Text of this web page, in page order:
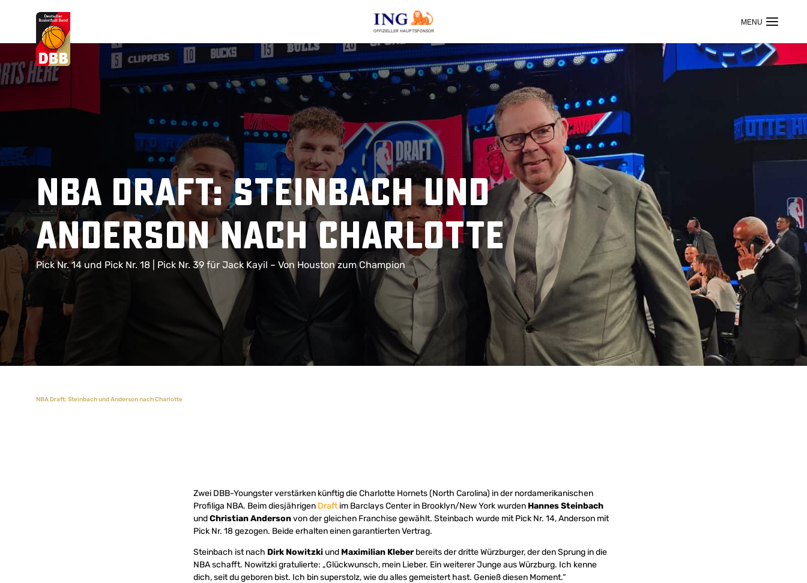
OFFIZIELLER HAUPTSPONSOR
Suchvorschläge
Lorem Ipsum
Amet Valputo
NBA Draft: Steinbach und
Anderson nach Charlotte
Pick Nr. 14 und Pick Nr. 18 | Pick Nr. 39 für Jack Kayil – Von Houston zum Champion
NBA Draft: Steinbach und Anderson nach Charlotte
Zwei DBB-Youngster verstärken künftig die Charlotte Hornets (North Carolina) in der nordamerikanischen
Profiliga NBA. Beim diesjährigen Draftim Barclays Center in Brooklyn/New York wurden Hannes Steinbach
undChristian Andersonvon der gleichen Franchise gewählt. Steinbach wurde mit Pick Nr. 14, Anderson mit
Pick Nr. 18 gezogen. Beide erhalten einen garantierten Vertrag.
Steinbach ist nach Dirk Nowitzki und Maximilian Kleberbereits der dritte Würzburger, der den Sprung in die
NBA schafft. Nowitzki gratulierte: „Glückwunsch, mein Lieber. Ein weiterer Junge aus Würzburg. Ich kenne
dich, seit du geboren bist. Ich bin superstolz, wie du alles gemeistert hast. Genieß diesen Moment.“